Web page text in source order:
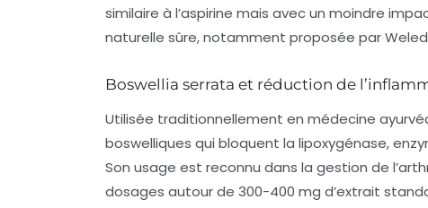
similaire à l’aspirine mais avec un moindre
naturelle sûre, notamment proposée par
Boswellia serrata et réduction de
Utilisée traditionnellement en médecine
boswelliques qui bloquent la lipoxygénase,
Son usage est reconnu dans la gestion de
dosages autour de 300-400 mg d’extrait